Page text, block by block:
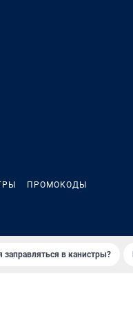
ПРОМОКОДЫ
заправляться в канистры?